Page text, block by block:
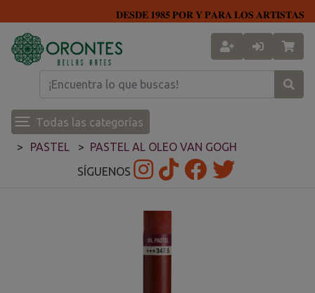
𝐃𝐄𝐒𝐃𝐄 𝟏𝟗𝟖𝟓 𝐏𝐎𝐑 𝐘 𝐏𝐀𝐑𝐀 𝐋𝐎𝐒 𝐀𝐑𝐓𝐈𝐒𝐓𝐀𝐒
Todas las categorías
PASTEL
PASTEL AL OLEO VAN GOGH
SÍGUENOS